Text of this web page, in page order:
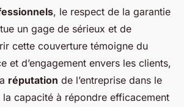
, le respect de la garantie
un gage de sérieux et de
cette couverture témoigne du
et d’engagement envers les clients,
réputation de l’entreprise dans le
la capacité à répondre efficacement